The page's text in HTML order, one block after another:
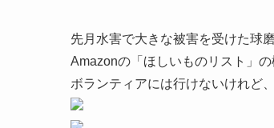
先月水害で大きな被害を受けた球
Amazonの「ほしいものリスト」
ボランティアには行けないけれど